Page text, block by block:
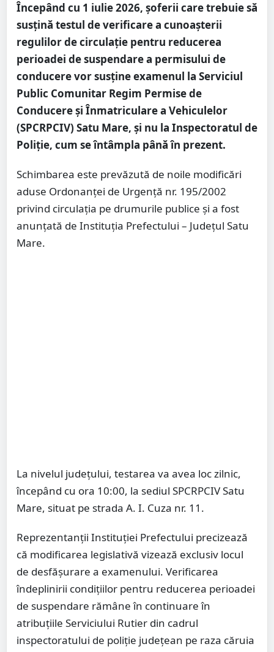
Începând cu 1 iulie 2026, șoferii care trebuie să
susțină testul de verificare a cunoașterii
regulilor de circulație pentru reducerea
perioadei de suspendare a permisului de
conducere vor susține examenul la Serviciul
Public Comunitar Regim Permise de
Conducere și Înmatriculare a Vehiculelor
(SPCRPCIV) Satu Mare, și nu la Inspectoratul de
Poliție, cum se întâmpla până în prezent.
Schimbarea este prevăzută de noile modificări
aduse Ordonanței de Urgență nr. 195/2002
privind circulația pe drumurile publice și a fost
anunțată de Instituția Prefectului – Județul Satu
Mare.
La nivelul județului, testarea va avea loc zilnic,
începând cu ora 10:00, la sediul SPCRPCIV Satu
Mare, situat pe strada A. I. Cuza nr. 11.
Reprezentanții Instituției Prefectului precizează
că modificarea legislativă vizează exclusiv locul
de desfășurare a examenului. Verificarea
îndeplinirii condițiilor pentru reducerea perioadei
de suspendare rămâne în continuare în
atribuțiile Serviciului Rutier din cadrul
inspectoratului de poliție județean pe raza căruia